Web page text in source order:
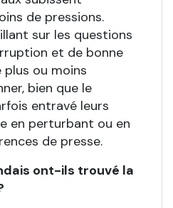
de pressions.
sur les questions
et de bonne
ou moins
bien que le
entravé leurs
en perturbant ou en
de presse.
ont-ils trouvé la